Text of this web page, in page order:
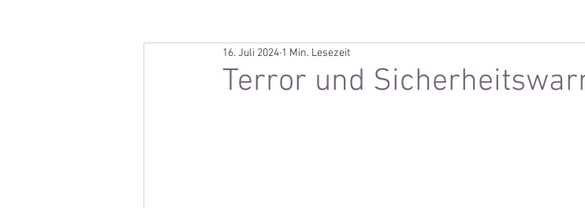
Terror und
16. Juli 2024 1 Min. Lesezeit